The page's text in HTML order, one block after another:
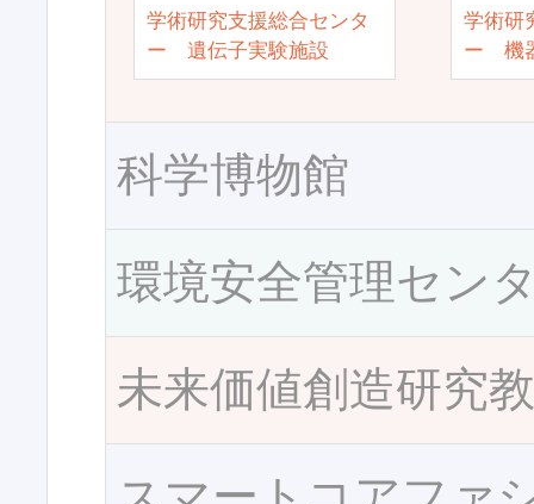
学術研究支援総合センタ
ー 遺伝子実験施設
学術研
ー 機
科学博物館
環境安全管理セン
未来価値創造研究